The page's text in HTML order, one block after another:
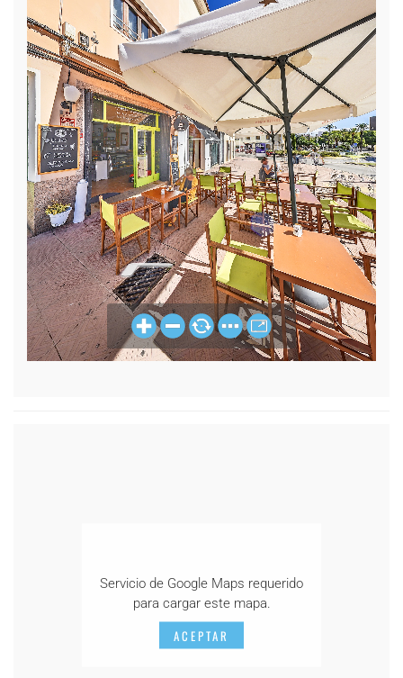
Servicio de Google Maps requerido
para cargar este mapa.
ACEPTAR